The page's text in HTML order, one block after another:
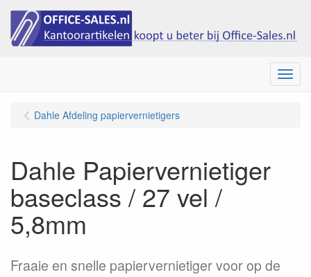
Menu
Dahle Afdeling papiervernietigers
Dahle Papiervernietiger
baseclass / 27 vel /
5,8mm
Fraaie en snelle papiervernietiger voor op de